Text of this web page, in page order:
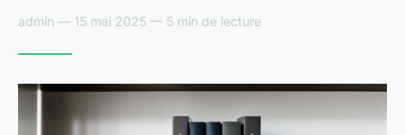
admin — 15 mai 2025 — 5 min de lecture